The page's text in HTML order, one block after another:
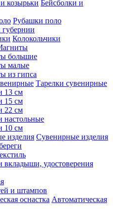
Бейсболки и
Рубашки поло
губернии
Колокольчики
большие
малые
из гипса
Тарелки сувенирные
13 см
15 см
22 см
настольные
10 см
Сувенирные изделия
удостоверения
и штампов
Автоматическая